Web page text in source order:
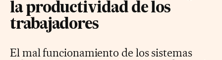
la productividad de los
trabajadores
El mal funcionamiento de los sistemas